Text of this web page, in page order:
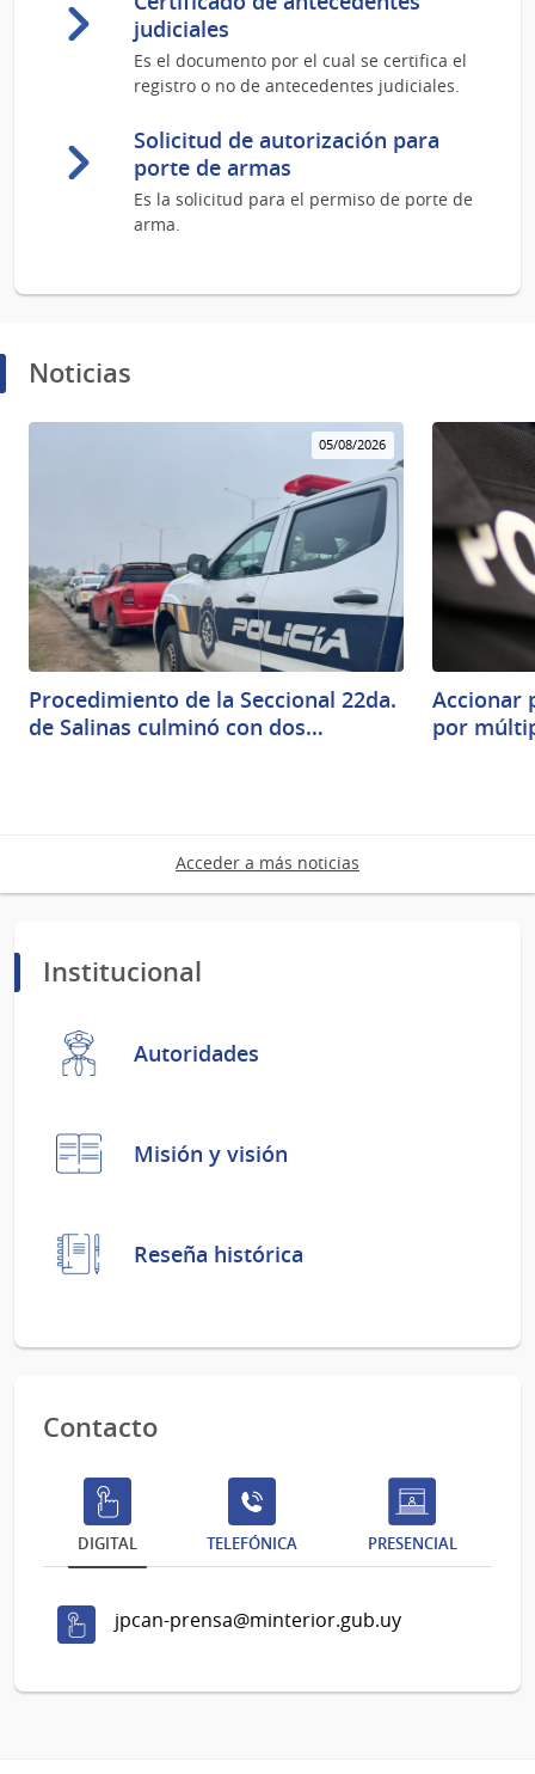
judiciales
Es el documento por el cual se certifica el
registro o no de antecedentes judiciales.
Solicitud de autorización para
porte de armas
Es la solicitud para el permiso de porte de
arma.
Noticias
05/08/2026
Procedimiento de la Seccional 22da.
de Salinas culminó con dos…
Accionar
por
Acceder a más noticias
Institucional
Autoridades
Misión y visión
Reseña histórica
Contacto
DIGITAL TELEFÓNICA PRESENCIAL
jpcan-prensa@minterior.gub.uy